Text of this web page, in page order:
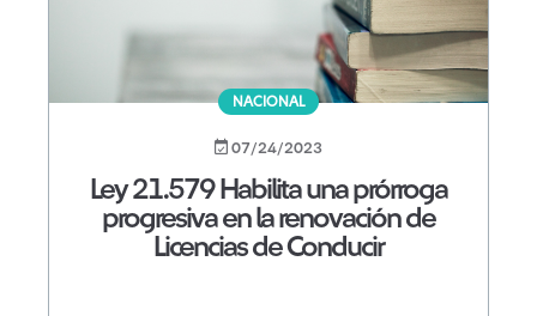
NACIONAL
07/24/2023
Ley 21.579 Habilita una prórroga
progresiva en la renovación de
Licencias de Conducir